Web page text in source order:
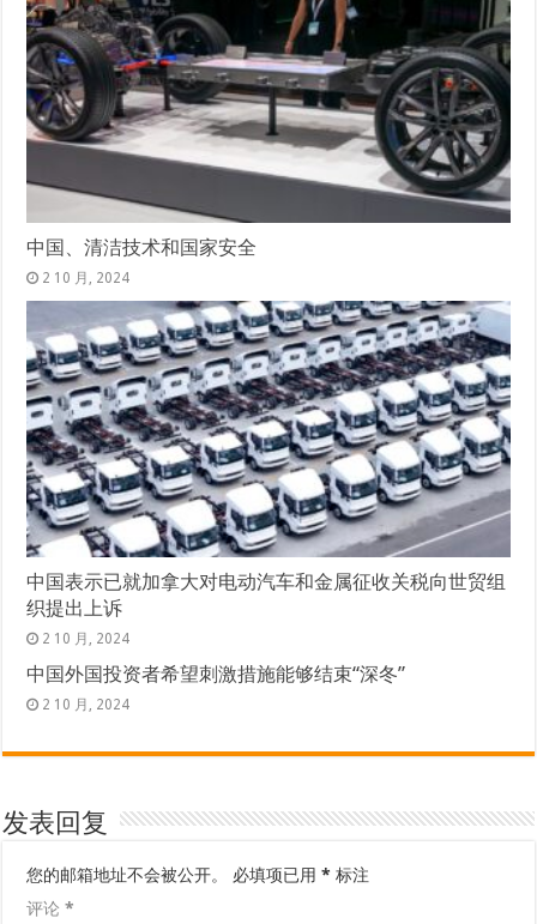
中国、清洁技术和国家安全
2 10 月, 2024
中国表示已就加拿大对电动汽车和金属征收关税向世贸组
织提出上诉
2 10 月, 2024
中国外国投资者希望刺激措施能够结束“深冬”
2 10 月, 2024
发表回复
您的邮箱地址不会被公开。 必填项已用* 标注
评论*